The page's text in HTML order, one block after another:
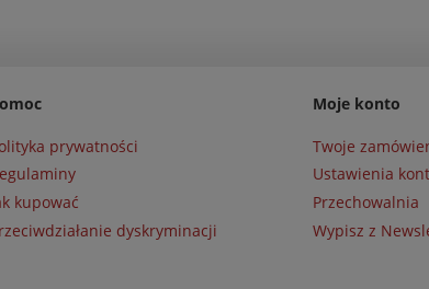
prywatności
kupować
dyskryminacji
Moje konto
Twoje
Ustawienia
Przechowalnia
Wypisz z